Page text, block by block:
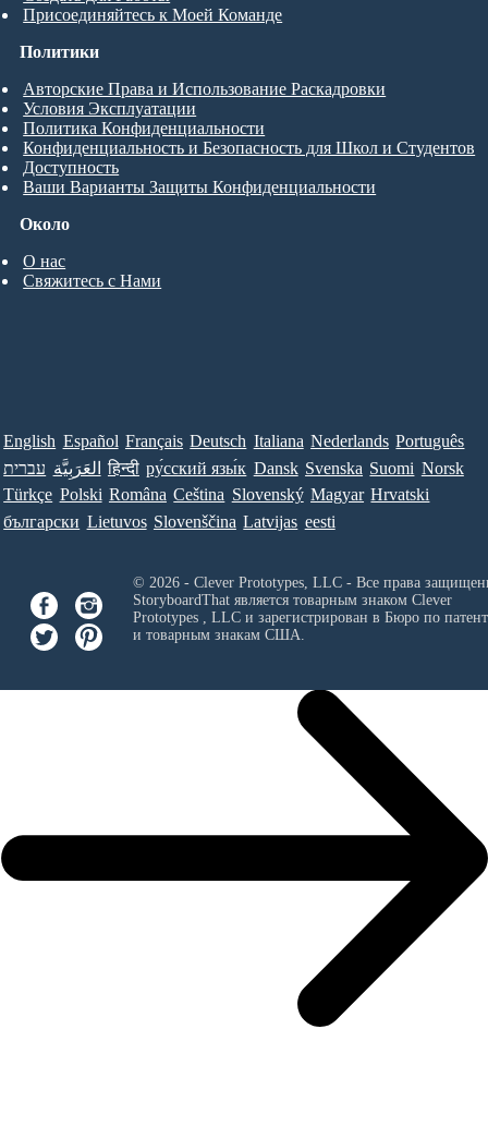
Присоединяйтесь к Моей Команде
Около
О нас
Свяжитесь с Нами
Политики
Авторские Права и Использование Раскадровки
Условия Эксплуатации
Политика Конфиденциальности
Конфиденциальность и Безопасность для Школ и Студентов
Доступность
Ваши Варианты Защиты Конфиденциальности
English Español Français Deutsch Italiana Nederlands Português
עברית العَرَبِيَّة हिन्दी ру́сский язы́к Dansk Svenska Suomi Norsk
Türkçe Polski Româna Ceština Slovenský Magyar Hrvatski
български Lietuvos Slovenščina Latvijas eesti
© 2026 - Clever Prototypes, LLC - Все права
StoryboardThat является товарным знаком Clever
Prototypes , LLCи зарегистрирован в Бюро по
и товарным знакам США.